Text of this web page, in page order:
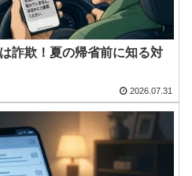
詐欺！夏の帰省前に知る対
2026.07.31